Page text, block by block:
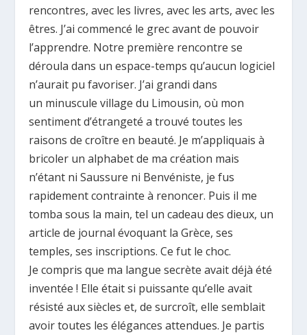
rencontres, avec les livres, avec les arts, avec les
êtres. J’ai commencé le grec avant de pouvoir
l’apprendre. Notre première rencontre se
déroula dans un espace-temps qu’aucun logiciel
n’aurait pu favoriser. J’ai grandi dans
un minuscule village du Limousin, où mon
sentiment d’étrangeté a trouvé toutes les
raisons de croître en beauté. Je m’appliquais à
bricoler un alphabet de ma création mais
n’étant ni Saussure ni Benvéniste, je fus
rapidement contrainte à renoncer. Puis il me
tomba sous la main, tel un cadeau des dieux, un
article de journal évoquant la Grèce, ses
temples, ses inscriptions. Ce fut le choc.
Je compris que ma langue secrète avait déjà été
inventée ! Elle était si puissante qu’elle avait
résisté aux siècles et, de surcroît, elle semblait
avoir toutes les élégances attendues. Je partis